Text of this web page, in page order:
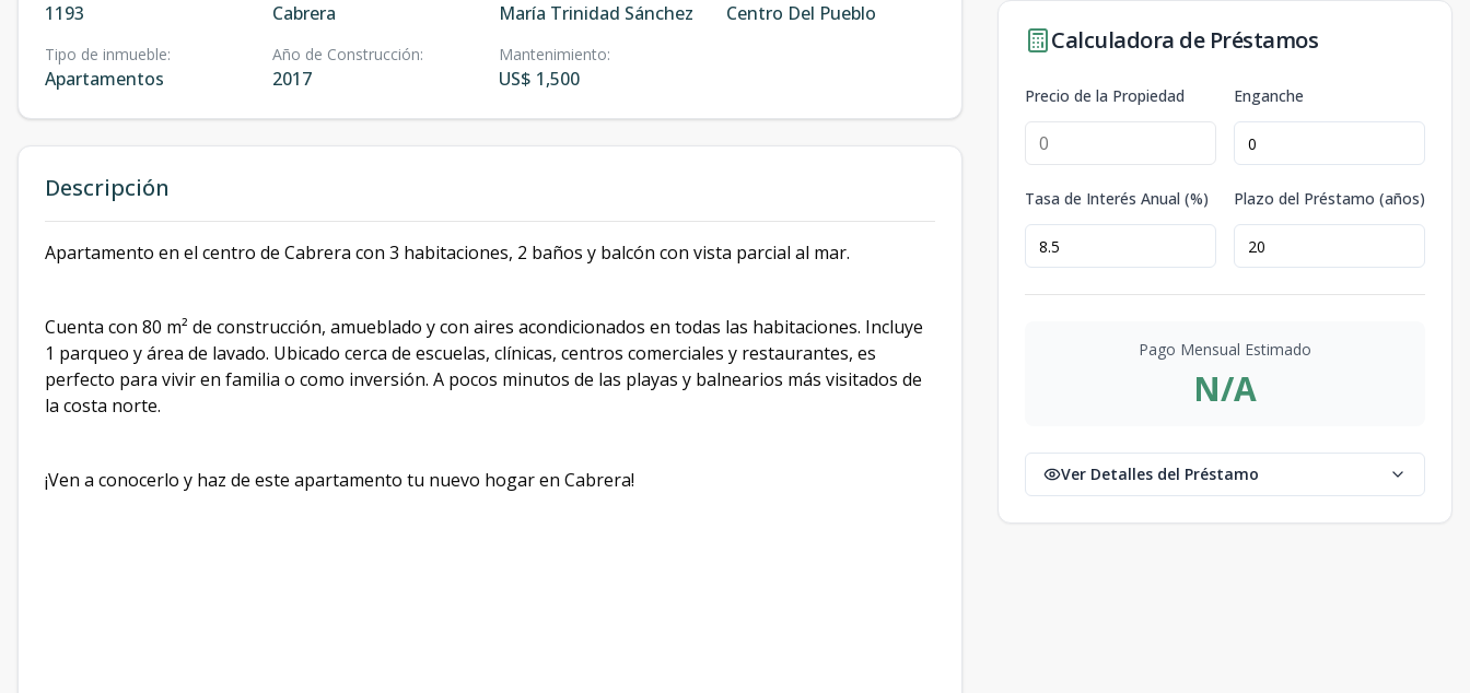
1193 Cabrera María Trinidad Sánchez Centro Del Pueblo
Tipo de inmueble:
Apartamentos
Año de Construcción:
2017
Mantenimiento:
US$ 1,500
Descripción
Apartamento en el centro de Cabrera con 3 habitaciones, 2 baños y balcón con vista parcial al mar.
Cuenta con 80 m² de construcción, amueblado y con aires acondicionados en todas las habitaciones. Incluye
1 parqueo y área de lavado. Ubicado cerca de escuelas, clínicas, centros comerciales y restaurantes, es
perfecto para vivir en familia o como inversión. A pocos minutos de las playas y balnearios más visitados de
la costa norte.
¡Ven a conocerlo y haz de este apartamento tu nuevo hogar en Cabrera!
Calculadora de Préstamos
Precio de la Propiedad Enganche
Tasa de Interés Anual (%) Plazo del Préstamo (años)
Pago Mensual Estimado
N/A
Ver Detalles del Préstamo